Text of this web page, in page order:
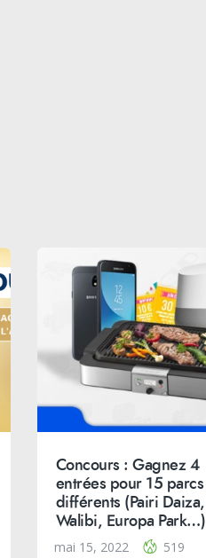
Concours : Gagnez 4
entrées pour 15 parcs
différents (Pairi Daiza,
Walibi, Europa Park…)
mai 15, 2022 519